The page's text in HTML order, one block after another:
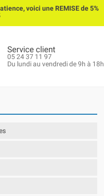
voici une REMISE de 5%
Service client
05 24 37 11 97
Du lundi au vendredi de 9h à 18h